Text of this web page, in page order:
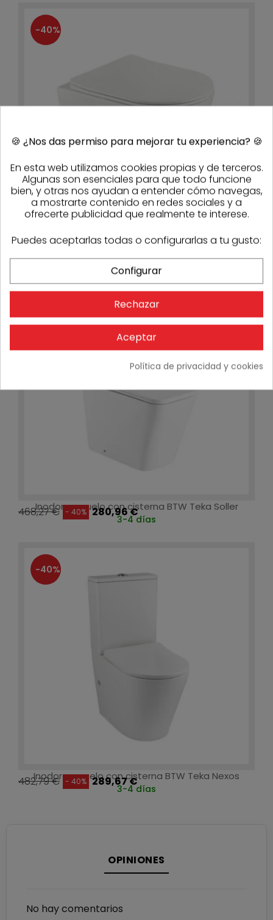
-40%
Inodoro a suelo con cisterna BTW Teka Nexos
329,12 € - 40% 197,47 €
Inodoro a suelo con cisterna BTW Teka Soller
468,27 € - 40% 280,96 €
3-4 días
-40%
Inodoro a suelo con cisterna BTW Teka Nexos
482,79 € - 40% 289,67 €
3-4 días
OPINIONES
No hay comentarios
🍪 ¿Nos das permiso para mejorar tu experiencia? 🍪
En esta web utilizamos cookies propias y de terceros.
Algunas son esenciales para que todo funcione
bien, y otras nos ayudan a entender cómo navegas,
a mostrarte contenido en redes sociales y a
ofrecerte publicidad que realmente te interese.
Puedes aceptarlas todas o configurarlas a tu gusto:
Configurar
Rechazar
Aceptar
Política de privacidad y cookies